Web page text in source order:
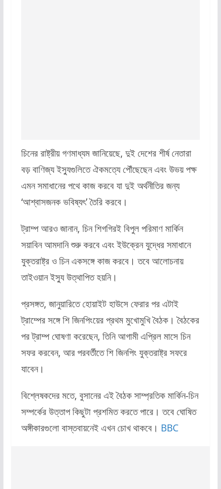
চিনের রাষ্ট্রীয় গণমাধ্যম জানিয়েছে, দুই দেশের শীর্ষ নেতারা
বড় বাণিজ্য ইস্যুগুলিতে ঐকমত্যে পৌঁছেছেন এবং উভয় পক্ষ
এমন সমাধানের পথে কাজ করবে যা দুই অর্থনীতির জন্য
‘আশ্বাসজনক ভবিষ্যৎ’ তৈরি করবে।
ট্রাম্প আরও জানান, চিন শিগগিরই বিপুল পরিমাণ মার্কিন
সয়াবিন আমদানি শুরু করবে এবং ইউক্রেন যুদ্ধের সমাধানে
যুক্তরাষ্ট্র ও চিন একসঙ্গে কাজ করবে। তবে আলোচনায়
তাইওয়ান ইস্যু উত্থাপিত হয়নি।
প্রসঙ্গত, জানুয়ারিতে হোয়াইট হাউসে ফেরার পর এটাই
ট্রাম্পের সঙ্গে শি জিনপিংয়ের প্রথম মুখোমুখি বৈঠক। বৈঠকের
পর ট্রাম্প ঘোষণা করেছেন, তিনি আগামী এপ্রিল মাসে চিন
সফর করবেন, আর পরবর্তীতে শি জিনপিং যুক্তরাষ্ট্র সফরে
যাবেন।
বিশ্লেষকদের মতে, বুসানের এই বৈঠক সাম্প্রতিক মার্কিন-চিন
সম্পর্কের উত্তাপ কিছুটা প্রশমিত করতে পারে। তবে ঘোষিত
অঙ্গীকারগুলো বাস্তবায়নেই এখন চোখ থাকবে। BBC